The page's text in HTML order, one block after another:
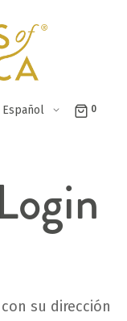
Español 0
su dirección